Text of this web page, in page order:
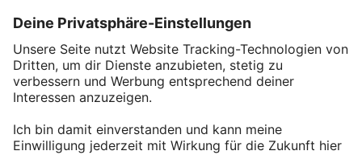
Service
Über DEPOT
Kontakt